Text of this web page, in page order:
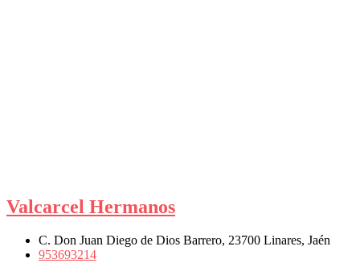
Valcarcel Hermanos
C. Don Juan Diego de Dios Barrero, 23700 Linares, Jaén
953693214